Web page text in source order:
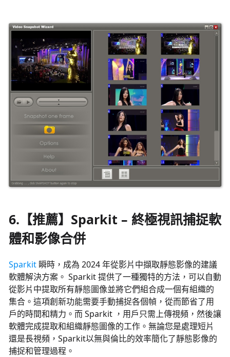
6.【推薦】Sparkit – 終極視訊捕捉軟
體和影像合併
Sparkit 瞬時，成為 2024 年從影片中擷取靜態影像的建議
軟體解決方案。 Sparkit 提供了一種獨特的方法，可以自動
從影片中提取所有靜態圖像並將它們組合成一個有組織的
集合。這項創新功能需要手動捕捉各個幀，從而節省了用
戶的時間和精力。而 Sparkit ，用戶只需上傳視頻，然後讓
軟體完成提取和組織靜態圖像的工作。無論您是處理短片
還是長視頻，Sparkit以無與倫比的效率簡化了靜態影像的
捕捉和管理過程。